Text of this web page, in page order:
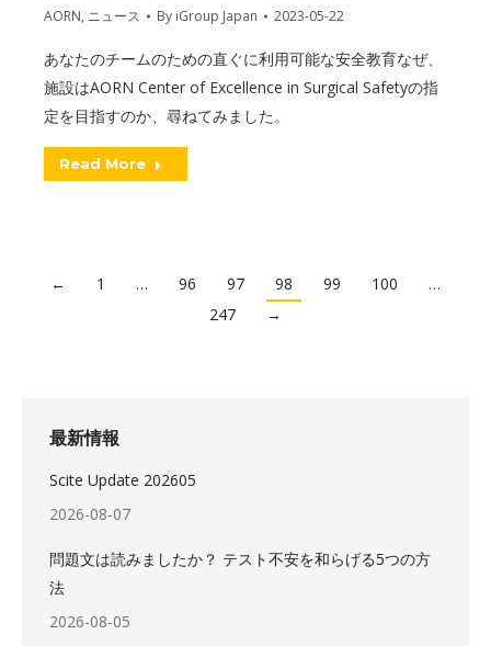
AORN, ニュース By iGroup Japan 2023-05-22
あなたのチームのための直ぐに利用可能な安全教育なぜ、
施設はAORN Center of Excellence in Surgical Safetyの指
定を目指すのか、尋ねてみました。
Read More
← 1 … 96 97 98 99 100
…
247
→
最新情報
Scite Update 202605
2026-08-07
問題文は読みましたか？ テスト不安を和らげる5つの方
法
2026-08-05